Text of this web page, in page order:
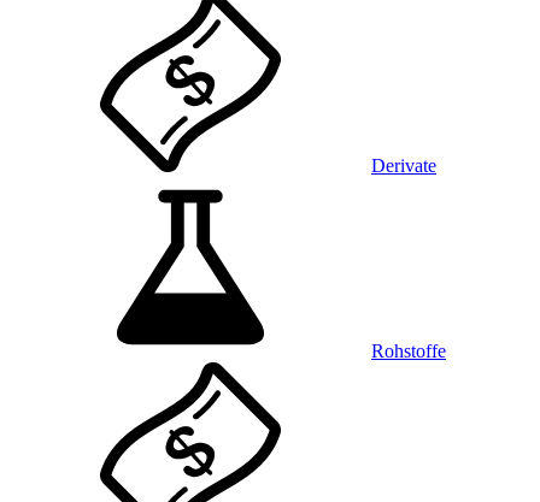
Derivate
Rohstoffe